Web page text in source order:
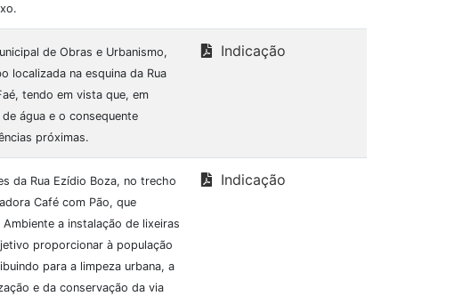
de Obras e Urbanismo,
localizada na esquina da Rua
tendo em vista que, em
água e o consequente
próximas.
Indicação
da Rua Ezídio Boza, no trecho
Café com Pão, que
a instalação de lixeiras
proporcionar à população
para a limpeza urbana, a
e da conservação da via
Indicação